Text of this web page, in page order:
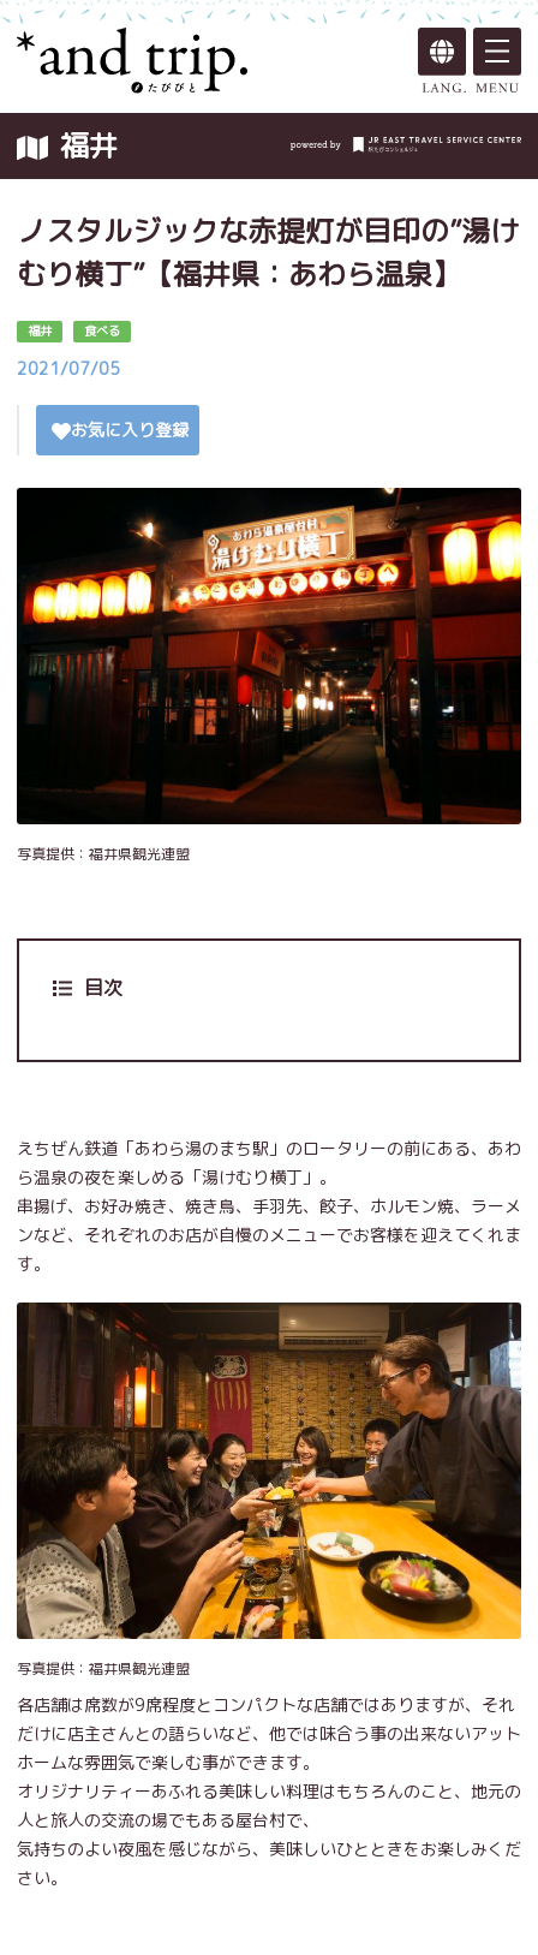
福井
ノスタルジックな赤提灯が目印の”湯け
むり横丁”【福井県：あわら温泉】
福井 食べる
2021/07/05
お気に入り登録
写真提供：福井県観光連盟
目次
えちぜん鉄道「あわら湯のまち駅」のロータリーの前にある、あわ
ら温泉の夜を楽しめる「湯けむり横丁」。
串揚げ、お好み焼き、焼き鳥、手羽先、餃子、ホルモン焼、ラーメ
ンなど、それぞれのお店が自慢のメニューでお客様を迎えてくれま
す。
写真提供：福井県観光連盟
各店舗は席数が9席程度とコンパクトな店舗ではありますが、それ
だけに店主さんとの語らいなど、他では味合う事の出来ないアット
ホームな雰囲気で楽しむ事ができます。
オリジナリティーあふれる美味しい料理はもちろんのこと、地元の
人と旅人の交流の場でもある屋台村で、
気持ちのよい夜風を感じながら、美味しいひとときをお楽しみくだ
さい。